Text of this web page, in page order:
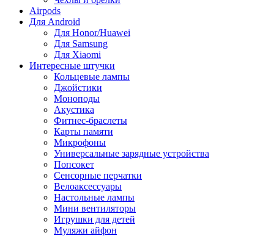
Airpods
Для Android
Для Honor/Huawei
Для Samsung
Для Xiaomi
Интересные штучки
Кольцевые лампы
Джойстики
Моноподы
Акустика
Фитнес-браслеты
Карты памяти
Микрофоны
Универсальные зарядные устройства
Попсокет
Сенсорные перчатки
Велоаксессуары
Настольные лампы
Мини вентиляторы
Игрушки для детей
Муляжи айфон